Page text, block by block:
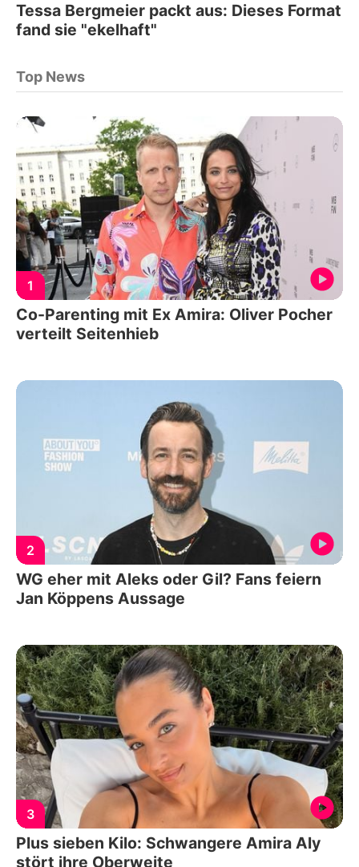
Tessa Bergmeier packt aus: Dieses Format
fand sie "ekelhaft"
Top News
1
Co-Parenting mit Ex Amira: Oliver Pocher
verteilt Seitenhieb
2
WG eher mit Aleks oder Gil? Fans feiern
Jan Köppens Aussage
3
Plus sieben Kilo: Schwangere Amira Aly
stört ihre Oberweite